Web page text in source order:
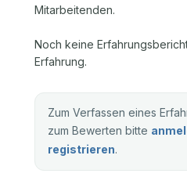
Mitarbeitenden.
Noch keine
Erfahrung.
Zum Verfassen eines
zum Bewerten bitte
registrieren.